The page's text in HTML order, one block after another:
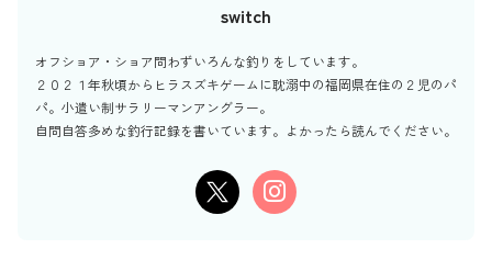
switch
オフショア・ショア問わずいろんな釣りをしています。
２０２１年秋頃からヒラスズキゲームに耽溺中の福岡県在住の２児のパ
パ。小遣い制サラリーマンアングラー。
自問自答多めな釣行記録を書いています。よかったら読んでください。